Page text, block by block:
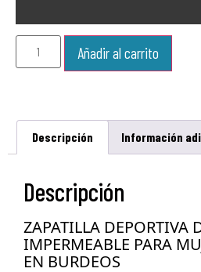
Añadir al carrito
Descripción Información
Descripción
ZAPATILLA DEPORTIVA
IMPERMEABLE PARA
EN BURDEOS